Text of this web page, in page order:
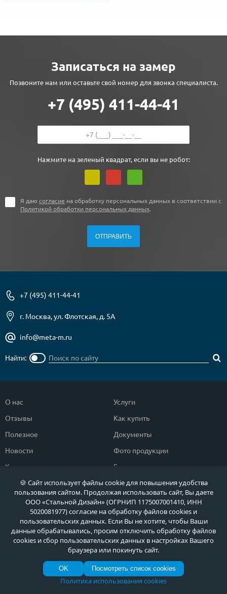
Записаться на замер
Позвоните нам или оставьте свой номер для звонка специалиста.
+7 (495) 411-44-41
Нажмите на зеленый квадрат, если вы не робот:
Я даю согласие на обработку персональных данных в соответствии с
Политикой обработки персональных данных.
+7 (495) 411-44-41
г. Москва, ул. Флотская, д. 5А
info@meta-m.ru
Найти:
О нас
Отзывы
Полезное
Новости
Контакты
Услуги
Как купить
Документы
Фото продукции
Гарантии и возврат
Каталог дверей
Двери со скидкой
Популярные двери
Быстрый подбор двери
Двери в дом
Парадные двери
Двери в квартиру
Тамбурные двери
🍪 Сайт использует файлы cookie для повышения удобства
пользования сайтом. Продолжая использовать сайт, Вы даете
ООО «Стальной Дизайн» (ОГРНИП 1175007001410, ИНН
5020081977) согласие на обработку файлов cookies и
пользовательских данных. Если Вы не хотите, чтобы Ваши
данные обрабатывались, просим отключить обработку файлов
cookies и сбор пользовательских данных в настройках Вашего
браузера или покинуть сайт.
OK Посмотреть список cookies
Политика использования cookies